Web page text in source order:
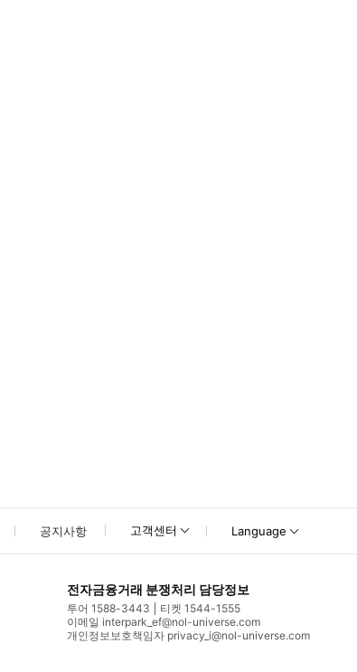
공지사항 고객센터 Language
전자금융거래 분쟁처리 담당정보
투어 1588-3443
티켓 1544-1555
이메일 interpark_ef@nol-universe.com
개인정보보호책임자 privacy_i@nol-universe.com